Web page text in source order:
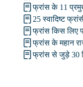
फ्रांस के 11
25 स्वादिष्ट
फ्रांस किस लिए
फ्रांस के महान
फ्रांस से जुड़े 30